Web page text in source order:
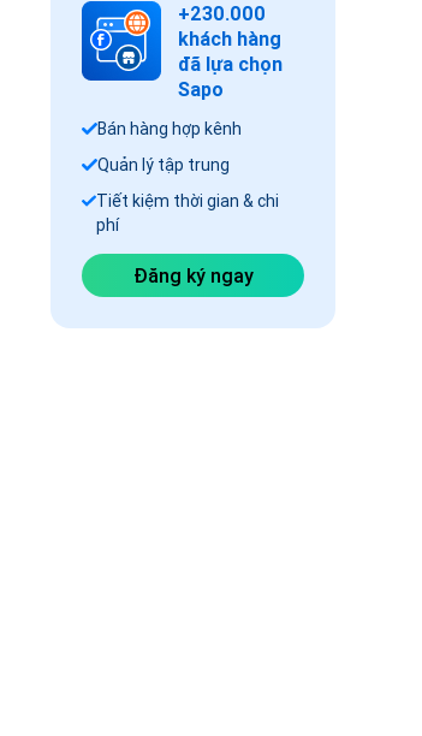
+230.000
khách hàng
đã lựa chọn
Sapo
Bán hàng hợp kênh
Quản lý tập trung
Tiết kiệm thời gian & chi
phí
Đăng ký ngay